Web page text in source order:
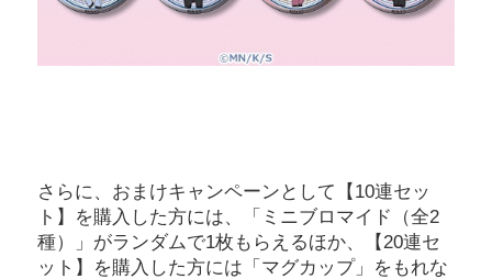
さらに、おまけキャンペーンとして【10連セッ
ト】を購入した方には、「ミニブロマイド（全2
種）」がランダムで1枚もらえるほか、【20連セ
ット】を購入した方には「マグカップ」をもれな